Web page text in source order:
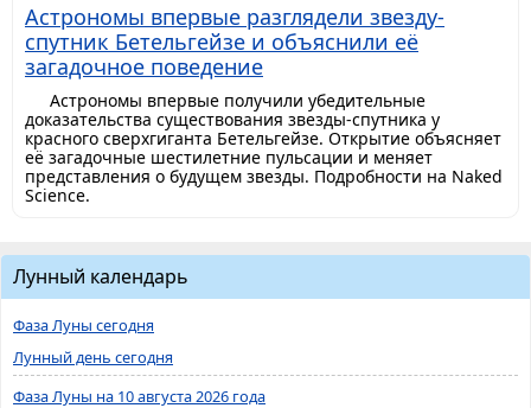
Астрономы впервые разглядели звезду-
спутник Бетельгейзе и объяснили её
загадочное поведение
Астрономы впервые получили убедительные
доказательства существования звезды-спутника у
красного сверхгиганта Бетельгейзе. Открытие объясняет
её загадочные шестилетние пульсации и меняет
представления о будущем звезды. Подробности на Naked
Science.
Лунный календарь
Фаза Луны сегодня
Лунный день сегодня
Фаза Луны на 10 августа 2026 года